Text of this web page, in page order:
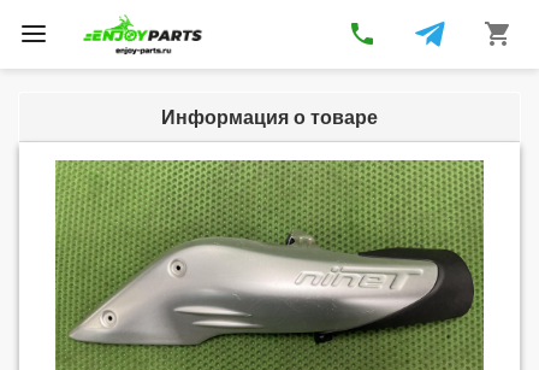
Toggle
navigation
phone shopping_cart
Информация о товаре